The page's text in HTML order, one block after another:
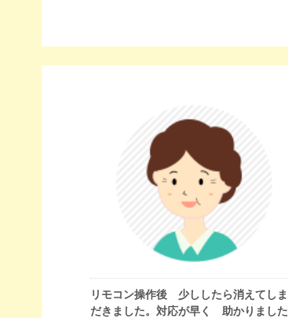
リモコン操作後 少ししたら消えてし
だきました。対応が早く 助かりました